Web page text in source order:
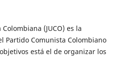
(JUCO) es la
Partido Comunista Colombiano
está el de organizar los